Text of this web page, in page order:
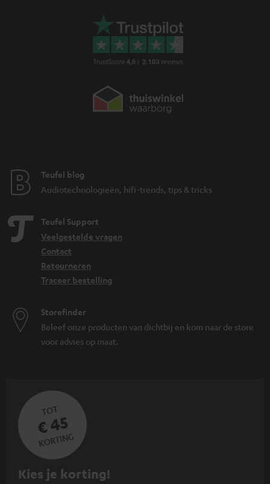
Teufel blog
Audiotechnologieën, hifi-trends, tips & tricks
Teufel Support
Veelgestelde vragen
Contact
Retourneren
Traceer bestelling
Storefinder
Beleef onze producten van dichtbij en kom naar de store
voor advies op maat.
TOT
€ 45
KORTING
A
Kies je korting!